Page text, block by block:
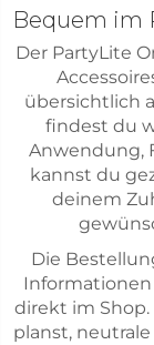
Bequem im
Der PartyLite
übersichtlich
findest du
Anwendung,
kannst du
deinem
Die
Informationen
direkt im
planst,